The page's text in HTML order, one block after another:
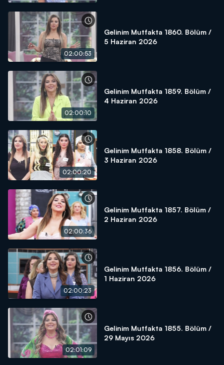
02:00:53
Gelinim Mutfakta 1860. Bölüm /
5 Haziran 2026
02:00:10
Gelinim Mutfakta 1859. Bölüm /
4 Haziran 2026
02:00:20
Gelinim Mutfakta 1858. Bölüm /
3 Haziran 2026
02:00:36
Gelinim Mutfakta 1857. Bölüm /
2 Haziran 2026
02:00:23
Gelinim Mutfakta 1856. Bölüm /
1 Haziran 2026
02:01:09
Gelinim Mutfakta 1855. Bölüm /
29 Mayıs 2026